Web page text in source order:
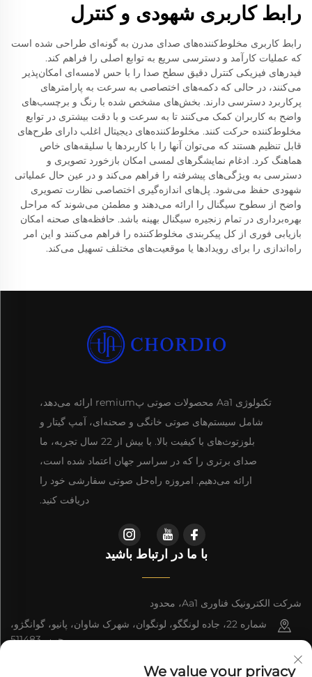
رابط کاربری شهودی و کنترل
رابط کاربری مخلوط‌کننده‌های صدای مدرن به گونه‌ای طراحی شده است
که عملیات کارآمد و دسترسی سریع به توابع اصلی را فراهم کند.
فیدرهای فیزیکی کنترل دقیق سطح صدا را با حس لامسه‌ای امکان‌پذیر
می‌کنند، در حالی که دکمه‌های اختصاصی به سرعت به پارامترهای
پرکاربرد دسترسی دارند. بخش‌های مشخص شده با رنگ و برچسب‌های
واضح به کاربران کمک می‌کنند تا به سرعت و با دقت بیشتری در توابع
مخلوط‌کننده حرکت کنند. مخلوط‌کننده‌های دیجیتال اغلب دارای طرح‌های
قابل تنظیم هستند که می‌توان آنها را با کاربردها یا سلیقه‌های خاص
هماهنگ کرد. ادغام نمایشگرهای لمسی امکان بازخورد تصویری و
دسترسی به ویژگی‌های پیشرفته را فراهم می‌کند و در عین حال عملیاتی
شهودی حفظ می‌شود. پل‌های اندازه‌گیری اختصاصی نظارت تصویری
واضح از سطوح سیگنال را ارائه می‌دهند و مطمئن می‌شوند که مراحل
بهره‌برداری در تمام زنجیره سیگنال بهینه باشد. حافظه‌های صحنه امکان
بازیابی فوری از کل پیکربندی مخلوط‌کننده را فراهم می‌کنند و این امر
راه‌اندازی را برای رویدادها یا موقعیت‌های مختلف تسهیل می‌کند.
تکنولوژی Aa1 محصولات صوتی پremium ارائه می‌دهد،
شامل سیستم‌های صوتی خانگی و صحنه‌ای، آمپ گیتار و
بلوزتوث‌های با کیفیت بالا. با بیش از 22 سال تجربه، ما
صدای برتری را که در سراسر جهان اعتماد شده است،
ارائه می‌دهیم. امروزه راه‌حل صوتی سفارشی خود را
دریافت کنید.
با ما در ارتباط باشید
شرکت الکترونیک فناوری Aa1، محدود
شماره 22، جاده لونگگو، لونگوان، شهرک شاوان، پانیو، گوانگژو،
چین، 511483
+86-13543438471
We value your privacy